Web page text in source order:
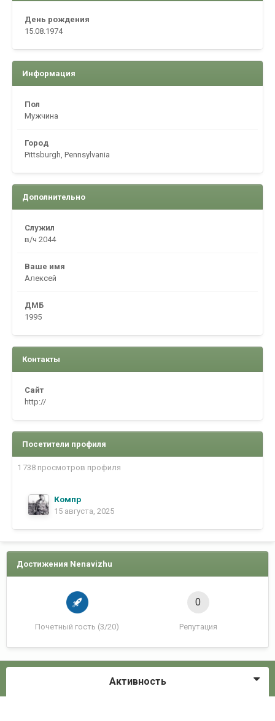
День рождения
15.08.1974
Информация
Пол
Мужчина
Город
Pittsburgh, Pennsylvania
Дополнительно
Служил
в/ч 2044
Ваше имя
Алексей
ДМБ
1995
Контакты
Сайт
http://
Посетители профиля
1 738 просмотров профиля
Компр
15 августа, 2025
Достижения Nenavizhu
Почетный гость (3/20)
0
Репутация
Активность